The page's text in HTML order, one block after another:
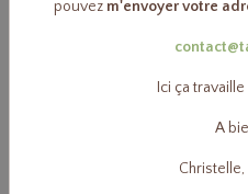
13,90€TTC
pouvez m'envoyer votre
Ici ça
A
Christelle,